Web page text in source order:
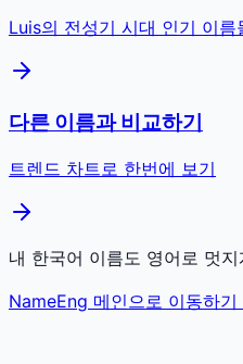
Luis의 전성기 시대 인기 이름
다른 이름과 비교하기
트렌드 차트로 한번에 보기
내 한국어 이름도 영어로 멋
NameEng 메인으로 이동하기